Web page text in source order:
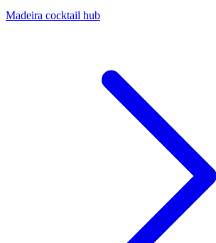
Madeira cocktail hub